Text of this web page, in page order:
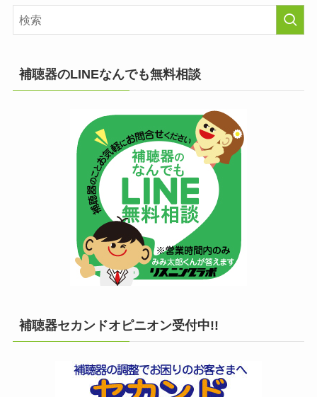
補聴器のLINEなんでも無料相談
補聴器セカンドオピニオン受付中!!